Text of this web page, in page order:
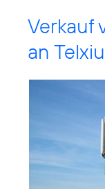
Verkauf
an